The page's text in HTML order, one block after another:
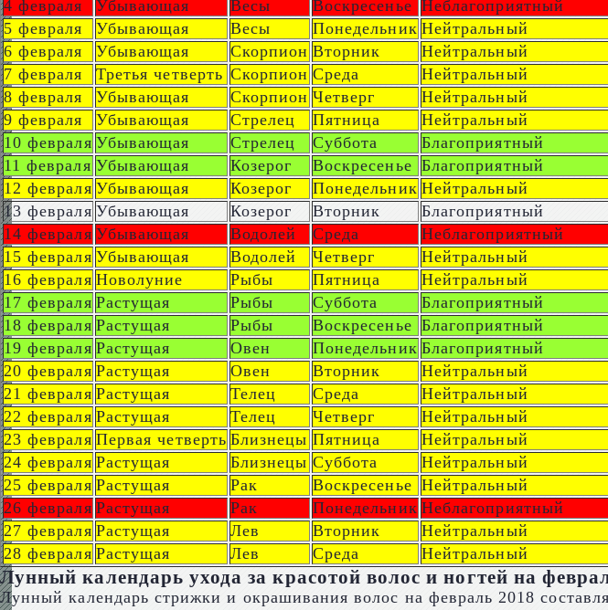
4 февраля
Убывающая Весы Воскресенье Неблагоприятный
5 февраля
Убывающая Весы Понедельник Нейтральный
6 февраля
Убывающая Скорпион Вторник
Нейтральный
7 февраля
Третья четверть Скорпион Среда
Нейтральный
8 февраля
Убывающая Скорпион Четверг
Нейтральный
9 февраля
Убывающая Стрелец Пятница
Нейтральный
10 февраля Убывающая Стрелец Суббота
Благоприятный
11 февраля Убывающая Козерог Воскресенье Благоприятный
12 февраля Убывающая Козерог Понедельник Нейтральный
13 февраля Убывающая Козерог Вторник
Благоприятный
14 февраля Убывающая Водолей Среда
Неблагоприятный
15 февраля Убывающая Водолей Четверг
Нейтральный
16 февраля Новолуние Рыбы Пятница
Нейтральный
17 февраля Растущая Рыбы Суббота
Благоприятный
18 февраля Растущая Рыбы Воскресенье Благоприятный
19 февраля Растущая Овен Понедельник Благоприятный
20 февраля Растущая Овен Вторник
Нейтральный
21 февраля Растущая Телец Среда
Нейтральный
22 февраля Растущая Телец Четверг
Нейтральный
23 февраля Первая четверть Близнецы Пятница
Нейтральный
24 февраля Растущая Близнецы Суббота
Нейтральный
25 февраля Растущая Рак Воскресенье Нейтральный
26 февраля Растущая Рак Понедельник Неблагоприятный
27 февраля Растущая Лев Вторник
Нейтральный
28 февраля Растущая Лев Среда Нейтральный
Лунный календарь ухода за красотой волос и ногтей на
Лунный календарь стрижки и окрашивания волос на февраль 2018